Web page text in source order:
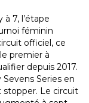
7, l’étape
féminin
officiel, ce
premier à
depuis 2017.
Series en
Le circuit